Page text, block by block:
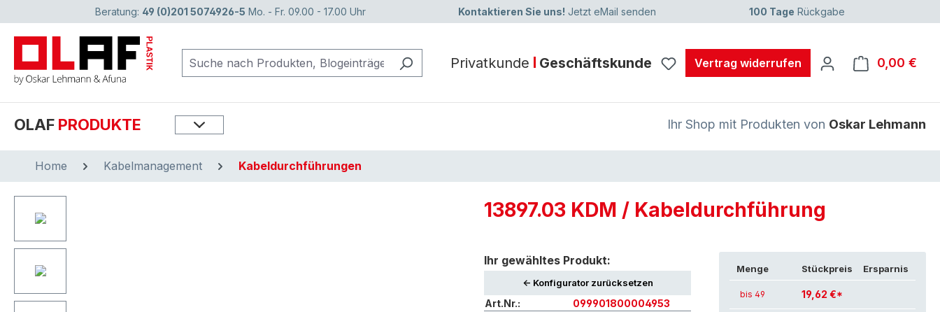
Zur Hauptnavigation springen
Beratung: 49 (0)201 5074926-5 Mo. - Fr. 09.00 - 17.00 Uhr Kontaktieren Sie uns! Jetzt eMail senden 100 Tage Rückgabe
Privatkunde Geschäftskunde Vertrag widerrufen 0,00 €
OLAF PRODUKTE Ihr Shop mit Produkten von Oskar Lehmann
Home Kabelmanagement Kabeldurchführungen
13897.03 KDM / Kabeldurchführung
Ihr gewähltes Produkt:
<- Konfigurator zurücksetzen
Art.Nr.:
099901800004953
Menge Stückpreis Ersparnis
bis 49 19,62 €*